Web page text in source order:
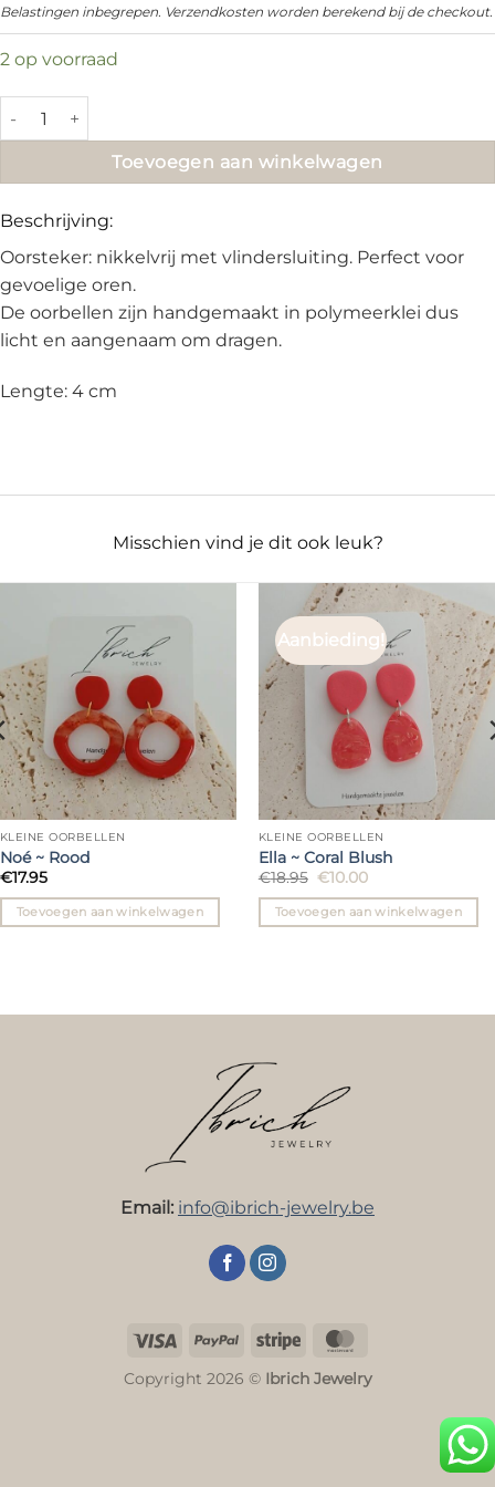
prijs
was:
prijs
is:
Belastingen inbegrepen. Verzendkosten worden berekend bij de checkout.
2 op voorraad
Lily ~ Goud aantal
Toevoegen aan winkelwagen
Beschrijving:
Oorsteker: nikkelvrij met vlindersluiting. Perfect voor
gevoelige oren.
De oorbellen zijn handgemaakt in polymeerklei dus
licht en aangenaam om dragen.
Lengte: 4 cm
Misschien vind je dit ook leuk?
KLEINE OORBELLEN
Noé ~ Rood
€17.95
Toevoegen aan winkelwagen
Aanbieding!
KLEINE OORBELLEN
Ella ~ Coral Blush
€18.95 Oorspronkelijke
was:
€18.95.
€10.00Huidige
is:
€10.00.
Toevoegen aan winkelwagen
Email: info@ibrich-jewelry.be
Visa PayPal Stripe
Copyright 2026 © Ibrich Jewelry